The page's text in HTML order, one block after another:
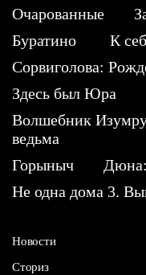
Очарованные
Буратино
К
Сорвиголова:
Здесь был Юра
Волшебник
ведьма
Горыныч
Не одна дома 3.
Новости
Сториз